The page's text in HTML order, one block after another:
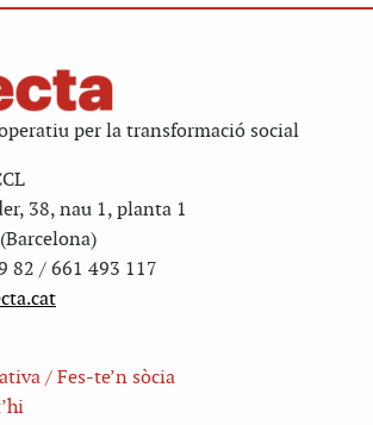
per la transformació social
38, nau 1, planta 1
82 / 661 493 117
/ Fes-te’n sòcia